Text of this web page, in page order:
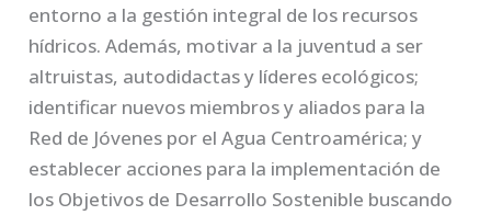
entorno a la gestión integral de los recursos
hídricos. Además, motivar a la juventud a ser
altruistas, autodidactas y líderes ecológicos;
identificar nuevos miembros y aliados para la
Red de Jóvenes por el Agua Centroamérica; y
establecer acciones para la implementación de
los Objetivos de Desarrollo Sostenible buscando